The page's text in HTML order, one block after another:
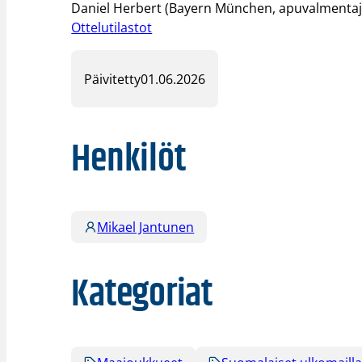
Daniel Herbert (Bayern München,
Ottelutilastot
Päivitetty01.06.2026
Henkilöt
Mikael Jantunen
Kategoriat